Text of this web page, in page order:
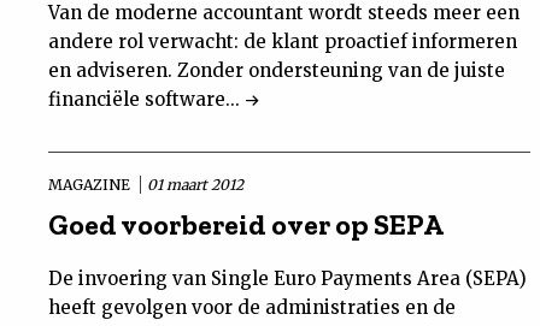
Van de moderne accountant wordt steeds meer een
andere rol verwacht: de klant proactief informeren
en adviseren. Zonder ondersteuning van de juiste
financiële software...
MAGAZINE 01 maart 2012
Goed voorbereid over op SEPA
De invoering van Single Euro Payments Area (SEPA)
heeft gevolgen voor de administraties en de